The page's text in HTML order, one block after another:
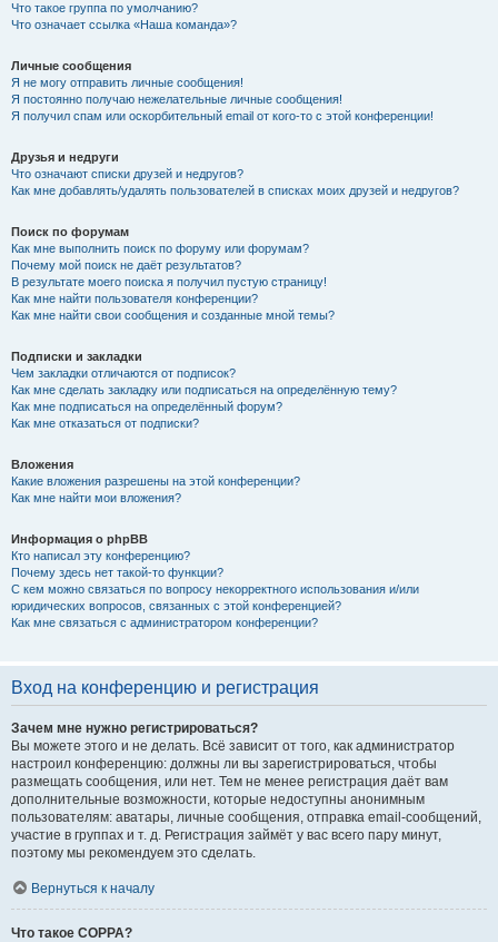
Что такое группа по умолчанию?
Что означает ссылка «Наша команда»?
Личные сообщения
Я не могу отправить личные сообщения!
Я постоянно получаю нежелательные личные сообщения!
Я получил спам или оскорбительный email от кого-то с этой конференции!
Друзья и недруги
Что означают списки друзей и недругов?
Как мне добавлять/удалять пользователей в списках моих друзей и недругов?
Поиск по форумам
Как мне выполнить поиск по форуму или форумам?
Почему мой поиск не даёт результатов?
В результате моего поиска я получил пустую страницу!
Как мне найти пользователя конференции?
Как мне найти свои сообщения и созданные мной темы?
Подписки и закладки
Чем закладки отличаются от подписок?
Как мне сделать закладку или подписаться на определённую тему?
Как мне подписаться на определённый форум?
Как мне отказаться от подписки?
Вложения
Какие вложения разрешены на этой конференции?
Как мне найти мои вложения?
Информация о phpBB
Кто написал эту конференцию?
Почему здесь нет такой-то функции?
С кем можно связаться по вопросу некорректного использования и/или
юридических вопросов, связанных с этой конференцией?
Как мне связаться с администратором конференции?
Вход на конференцию и регистрация
Зачем мне нужно регистрироваться?
Вы можете этого и не делать. Всё зависит от того, как администратор
настроил конференцию: должны ли вы зарегистрироваться, чтобы
размещать сообщения, или нет. Тем не менее регистрация даёт вам
дополнительные возможности, которые недоступны анонимным
пользователям: аватары, личные сообщения, отправка email-сообщений,
участие в группах и т. д. Регистрация займёт у вас всего пару минут,
поэтому мы рекомендуем это сделать.
Вернуться к началу
Что такое COPPA?